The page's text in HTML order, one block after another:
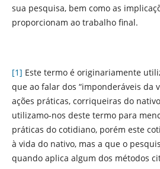
sua pesquisa, bem como as
proporcionam ao trabalho final.
[1] Este termo é originariamente
que ao falar dos “imponderáveis da
ações práticas, corriqueiras do
utilizamo-nos deste termo para
práticas do cotidiano, porém este
à vida do nativo, mas a que o
quando aplica algum dos métodos